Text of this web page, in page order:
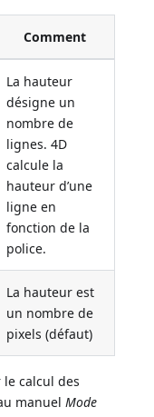
Comment
La hauteur
désigne un
nombre de
lignes. 4D
calcule la
hauteur d’une
ligne en
fonction de la
police.
La hauteur est
un nombre de
pixels (défaut)
le calcul des
manuelMode